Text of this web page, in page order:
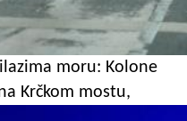
moru: Kolone
Krčkom mostu,